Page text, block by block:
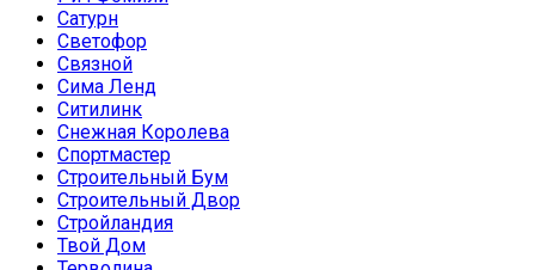
Сатурн
Светофор
Связной
Сима Ленд
Ситилинк
Снежная Королева
Спортмастер
Строительный Бум
Строительный Двор
Стройландия
Твой Дом